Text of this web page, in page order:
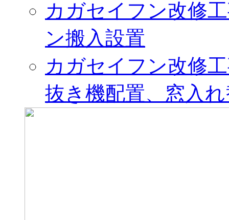
カガセイフン改修
ン搬入設置
カガセイフン改修
抜き機配置、窓入